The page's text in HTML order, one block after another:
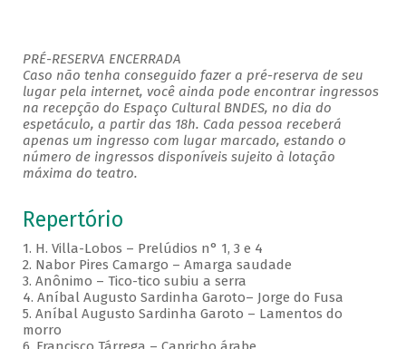
PRÉ-RESERVA ENCERRADA
Caso não tenha conseguido fazer a pré-reserva de seu
lugar pela internet, você ainda pode encontrar ingressos
na recepção do Espaço Cultural BNDES, no dia do
espetáculo, a partir das 18h. Cada pessoa receberá
apenas um ingresso com lugar marcado, estando o
número de ingressos disponíveis sujeito à lotação
máxima do teatro.
Repertório
1. H. Villa-Lobos – Prelúdios n° 1, 3 e 4
2. Nabor Pires Camargo – Amarga saudade
3. Anônimo – Tico-tico subiu a serra
4. Aníbal Augusto Sardinha Garoto– Jorge do Fusa
5. Aníbal Augusto Sardinha Garoto – Lamentos do
morro